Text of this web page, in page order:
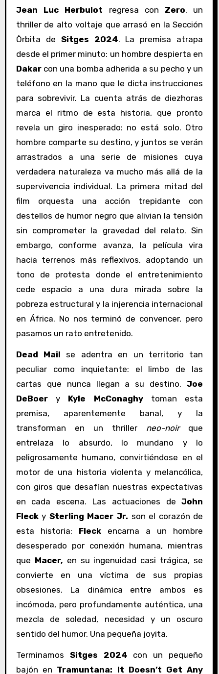
Jean Luc Herbulot regresa con Zero, un
thriller de alto voltaje que arrasó en la Sección
Òrbita de Sitges 2024. La premisa atrapa
desde el primer minuto: un hombre despierta en
Dakarcon una bomba adherida a su pecho y un
teléfono en la mano que le dicta instrucciones
para sobrevivir. La cuenta atrás de diezhoras
marca el ritmo de esta historia, que pronto
revela un giro inesperado: no está solo. Otro
hombre comparte su destino, y juntos se verán
arrastrados a una serie de misiones cuya
verdadera naturaleza va mucho más allá de la
supervivencia individual. La primera mitad del
film orquesta una acción trepidante con
destellos de humor negro que alivian la tensión
sin comprometer la gravedad del relato. Sin
embargo, conforme avanza, la película vira
hacia terrenos más reflexivos, adoptando un
tono de protesta donde el entretenimiento
cede espacio a una dura mirada sobre la
pobreza estructural y la injerencia internacional
en África. No nos terminó de convencer, pero
pasamos un rato entretenido.
Dead Mail se adentra en un territorio tan
peculiar como inquietante: el limbo de las
cartas que nunca llegan a su destino.Joe
DeBoery Kyle McConaghytoman esta
premisa, aparentemente banal, y la
transforman en un thriller neo-noirque
entrelaza lo absurdo, lo mundano y lo
peligrosamente humano, convirtiéndose en el
motor de una historia violenta y melancólica,
con giros que desafían nuestras expectativas
en cada escena. Las actuaciones deJohn
Flecky Sterling Macer Jr. son el corazón de
esta historia: Fleckencarna a un hombre
desesperado por conexión humana, mientras
que Macer, en su ingenuidad casi trágica, se
convierte en una víctima de sus propias
obsesiones. La dinámica entre ambos es
incómoda, pero profundamente auténtica, una
mezcla de soledad, necesidad y un oscuro
sentido del humor. Una pequeña joyita.
Terminamos Sitges 2024 con un pequeño
bajón en Tramuntana: It Doesn’t Get Any